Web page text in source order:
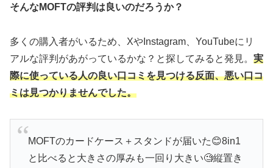
そんなMOFTの評判は良いのだろうか？
多くの購入者がいるため、XやInstagram、YouTubeにリ
アルな評判があがっているかな？と探してみると発見。 実
際に使っている人の良い口コミを見つける反面、悪い口コ
ミは見つかりませんでした。
MOFTのカードケース＋スタンドが届いた😊8in1
と比べると大きさの厚みも一回り大きい🧐縦置き